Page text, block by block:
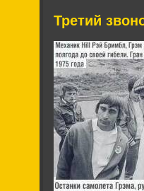
Третий